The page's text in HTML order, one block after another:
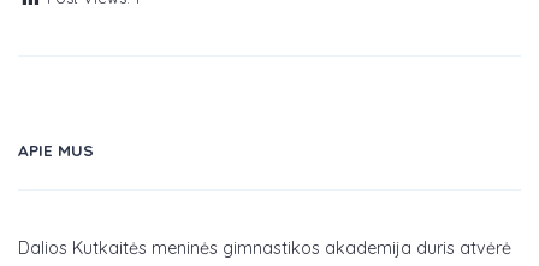
APIE MUS
Dalios Kutkaitės meninės gimnastikos akademija duris atvėrė